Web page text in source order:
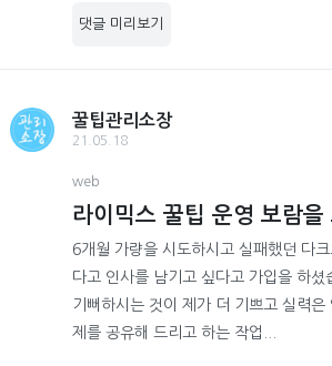
댓글 미리보기
꿀팁관리소장
21.05.18
web
라이믹스 꿀팁 운영 보람을
6개월 가량을 시도하시고 실패했던 다
다고 인사를 남기고 싶다고 가입을 하
기뻐하시는 것이 제가 더 기쁘고 실력
제를 공유해 드리고 하는 작업...